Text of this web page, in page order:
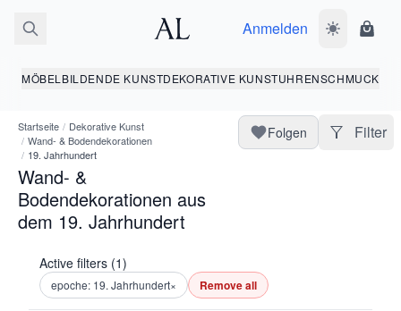
Anmelden
MÖBEL BILDENDE KUNSTDEKORATIVE KUNSTUHRENSCHMUCK
Startseite / Dekorative Kunst
/ Wand- & Bodendekorationen
/ 19. Jahrhundert
Wand- &
Bodendekorationen aus
dem 19. Jahrhundert
Folgen Filter
Active filters (1)
epoche: 19. Jahrhundert× Remove all